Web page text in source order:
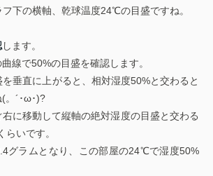
下の横軸、乾球温度24℃の目盛ですね。
します。
線で50%の目盛を確認します。
垂直に上がると、相対湿度50%と交わると
。´･ω･)?
に移動して縦軸の絶対湿度の目盛と交わる
らいです。
グラムとなり、この部屋の24℃で湿度50%